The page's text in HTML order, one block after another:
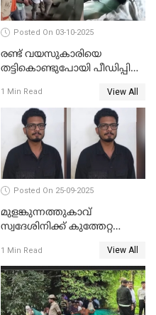
Posted On 03-10-2025
രണ്ട് വയസുകാരിയെ
തട്ടികൊണ്ടുപോയി പീഡിപ്പിച്ച
തടവ്
1 Min Read View All
Posted On 25-09-2025
മുളങ്കുന്നത്തുകാവ്
സ്വദേശിനിക്ക് കുത്തേറ്റ
ജോസഫ് പിടിയില്‍
1 Min Read View All